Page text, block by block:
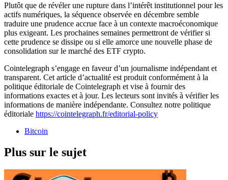
Plutôt que de révéler une rupture dans l’intérêt institutionnel pour les
actifs numériques, la séquence observée en décembre semble
traduire une prudence accrue face à un contexte macroéconomique
plus exigeant. Les prochaines semaines permettront de vérifier si
cette prudence se dissipe ou si elle amorce une nouvelle phase de
consolidation sur le marché des ETF crypto.
Cointelegraph s’engage en faveur d’un journalisme indépendant et
transparent. Cet article d’actualité est produit conformément à la
politique éditoriale de Cointelegraph et vise à fournir des
informations exactes et à jour. Les lecteurs sont invités à vérifier les
informations de manière indépendante. Consultez notre politique
éditoriale https://cointelegraph.fr/editorial-policy
Bitcoin
Plus sur le sujet